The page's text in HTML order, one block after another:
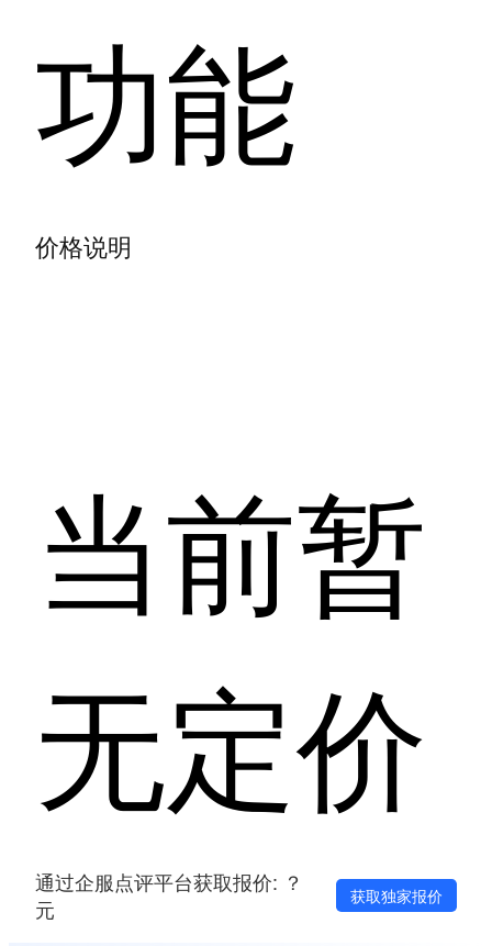
功能
价格说明
当前暂
无定价
通过企服点评平台获取报价: ？
元
获取独家报价